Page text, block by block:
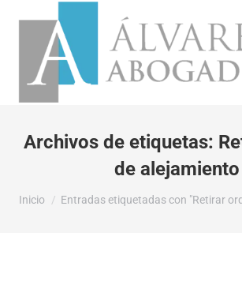
Archivos de etiquetas:
de alejamiento
Estás aquí:
Inicio Entradas etiquetadas con "Retirar